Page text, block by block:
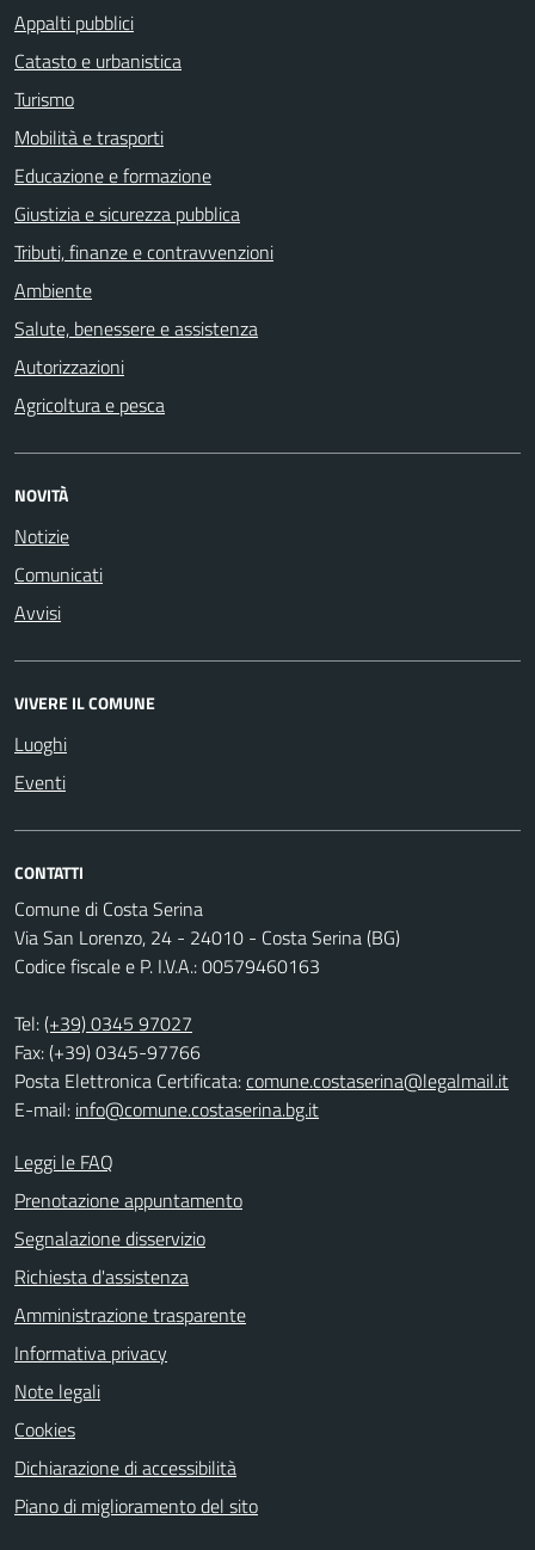
Appalti pubblici
Catasto e urbanistica
Turismo
Mobilità e trasporti
Educazione e formazione
Giustizia e sicurezza pubblica
Tributi, finanze e contravvenzioni
Ambiente
Salute, benessere e assistenza
Autorizzazioni
Agricoltura e pesca
NOVITÀ
Notizie
Comunicati
Avvisi
VIVERE IL COMUNE
Luoghi
Eventi
CONTATTI
Comune di Costa Serina
Via San Lorenzo, 24 - 24010 - Costa Serina (BG)
Codice fiscale e P. I.V.A.: 00579460163
Tel:(+39) 0345 97027
Fax: (+39) 0345-97766
Posta Elettronica Certificata:comune.costaserina@legalmail.it
E-mail: info@comune.costaserina.bg.it
Leggi le FAQ
Prenotazione appuntamento
Segnalazione disservizio
Richiesta d'assistenza
Amministrazione trasparente
Informativa privacy
Note legali
Cookies
Dichiarazione di accessibilità
Piano di miglioramento del sito